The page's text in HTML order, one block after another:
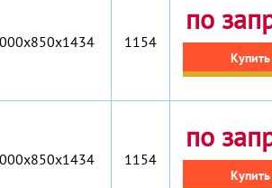
1154
по
Купить
1154
по
Купить